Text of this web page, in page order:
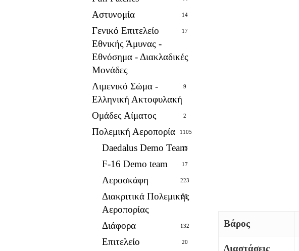
Αστυνομία 14
Γενικό Επιτελείο
Εθνικής Άμυνας -
Εθνόσημα - Διακλαδικές
Μονάδες
17
Λιμενικό Σώμα -
Ελληνική Ακτοφυλακή
9
Ομάδες Αίματος 2
Πολεμική Αεροπορία 1105
Daedalus Demo Team
13
F-16 Demo team 17
Αεροσκάφη 223
Διακριτικά Πολεμικής
Αεροπορίας
25
Διάφορα 132
Επιτελείο 20
Βάρος
Διαστάσεις